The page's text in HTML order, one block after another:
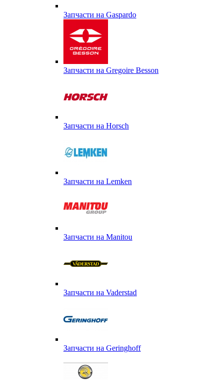
Запчасти на Gaspardo
Запчасти на Gregoire Besson
Запчасти на Horsch
Запчасти на Lemken
Запчасти на Manitou
Запчасти на Vaderstad
Запчасти на Geringhoff